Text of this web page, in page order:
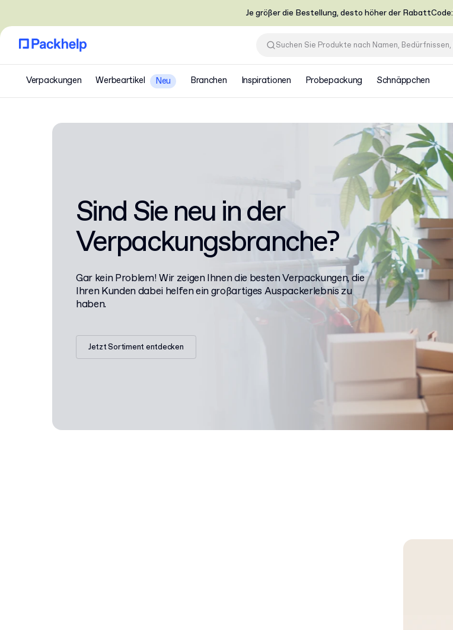
Je größer die Bestellung, desto höher der RabattCode:
Verpackungen Werbeartikel Neu Branchen Inspirationen Probepackung Schnäppchen
Sind Sie neu in der
Verpackungsbranche?
Gar kein Problem! Wir zeigen Ihnen die besten Verpackungen, die
Ihren Kunden dabei helfen ein großartiges Auspackerlebnis zu
haben.
Jetzt Sortiment entdecken